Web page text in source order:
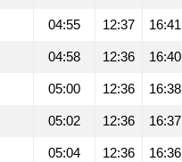
04:55 12:37 16:41
04:58 12:36 16:40
05:00 12:36 16:38
05:02 12:36 16:37
05:04 12:36 16:36